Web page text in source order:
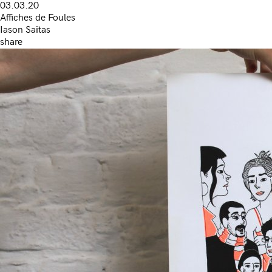
03.03.20
Affiches de Foules
Iason Saïtas
share